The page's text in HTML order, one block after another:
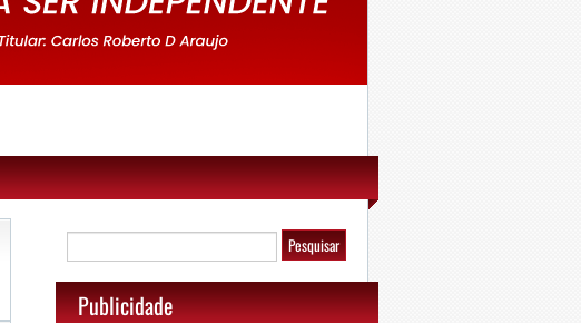
Publicidade